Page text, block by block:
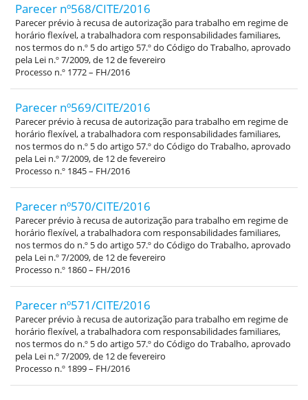
Parecer nº568/CITE/2016
Parecer prévio à recusa de autorização para trabalho em regime de
horário flexível, a trabalhadora com responsabilidades familiares,
nos termos do n.º 5 do artigo 57.º do Código do Trabalho, aprovado
pela Lei n.º 7/2009, de 12 de fevereiro
Processo n.º 1772 – FH/2016
Parecer nº569/CITE/2016
Parecer prévio à recusa de autorização para trabalho em regime de
horário flexível, a trabalhadora com responsabilidades familiares,
nos termos do n.º 5 do artigo 57.º do Código do Trabalho, aprovado
pela Lei n.º 7/2009, de 12 de fevereiro
Processo n.º 1845 – FH/2016
Parecer nº570/CITE/2016
Parecer prévio à recusa de autorização para trabalho em regime de
horário flexível, a trabalhadora com responsabilidades familiares,
nos termos do n.º 5 do artigo 57.º do Código do Trabalho, aprovado
pela Lei n.º 7/2009, de 12 de fevereiro
Processo n.º 1860 – FH/2016
Parecer nº571/CITE/2016
Parecer prévio à recusa de autorização para trabalho em regime de
horário flexível, a trabalhadora com responsabilidades familiares,
nos termos do n.º 5 do artigo 57.º do Código do Trabalho, aprovado
pela Lei n.º 7/2009, de 12 de fevereiro
Processo n.º 1899 – FH/2016